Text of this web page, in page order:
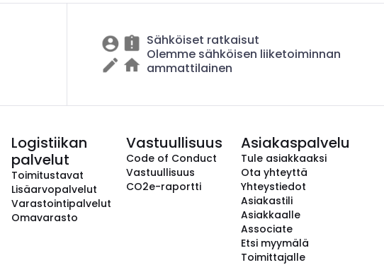
Sähköiset ratkaisut
Olemme sähköisen liiketoiminnan
ammattilainen
Logistiikan
palvelut
Toimitustavat
Lisäarvopalvelut
Varastointipalvelut
Omavarasto
Vastuullisuus
Code of Conduct
Vastuullisuus
CO2e-raportti
Asiakaspalvelu
Tule asiakkaaksi
Ota yhteyttä
Yhteystiedot
Asiakastili
Asiakkaalle
Associate
Etsi myymälä
Toimittajalle